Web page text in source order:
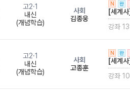
고2·1
내신
(개념학습)
사회
김종웅
N 완
[세계
강좌
고2·1
내신
(개념학습)
사회
고종훈
N 완
[세계
강좌